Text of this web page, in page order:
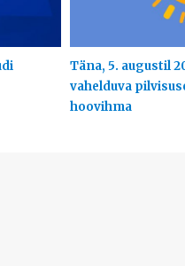
Täna, 5. augustil
vahelduva
hoovihma